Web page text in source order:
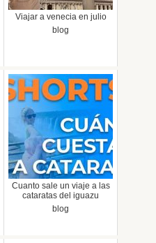
Viajar a venecia en julio
blog
Cuanto sale un viaje a las
cataratas del iguazu
blog